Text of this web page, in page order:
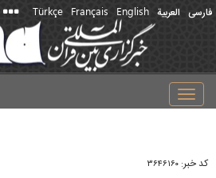
فارسی العربیة English
Français
Türkçe
Toggle
navigation
کد خبر: ۳۶۴۶۱۶۰